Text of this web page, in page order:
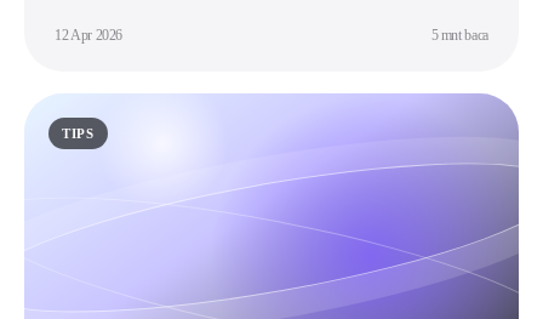
12 Apr 2026 5 mnt baca
TIPS